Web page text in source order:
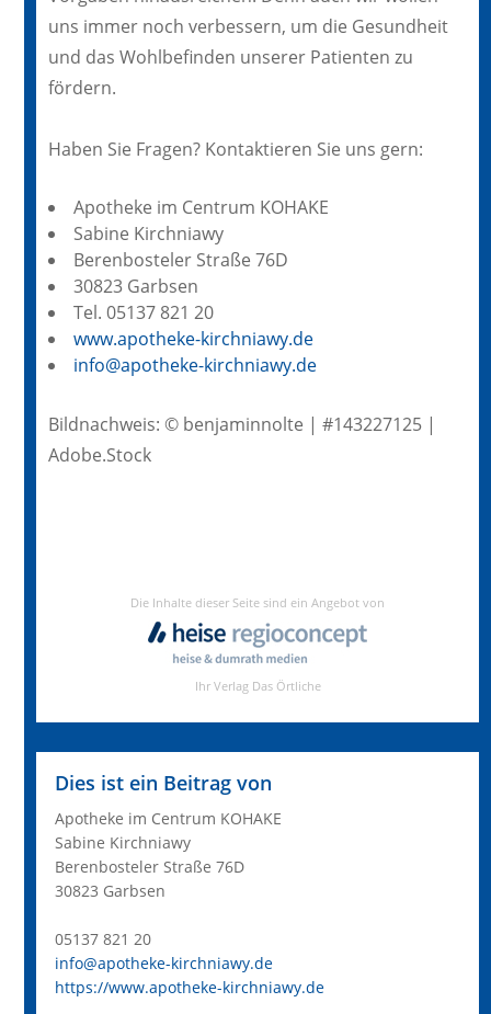
uns immer noch verbessern, um die Gesundheit
und das Wohlbefinden unserer Patienten zu
fördern.
Haben Sie Fragen? Kontaktieren Sie uns gern:
Apotheke im Centrum KOHAKE
Sabine Kirchniawy
Berenbosteler Straße 76D
30823 Garbsen
Tel. 05137 821 20
www.apotheke-kirchniawy.de
info@apotheke-kirchniawy.de
Bildnachweis: © benjaminnolte | #143227125 |
Adobe.Stock
Dies ist ein Beitrag von
Apotheke im Centrum KOHAKE
Sabine Kirchniawy
Berenbosteler Straße 76D
30823 Garbsen
05137 821 20
info@apotheke-kirchniawy.de
https://www.apotheke-kirchniawy.de